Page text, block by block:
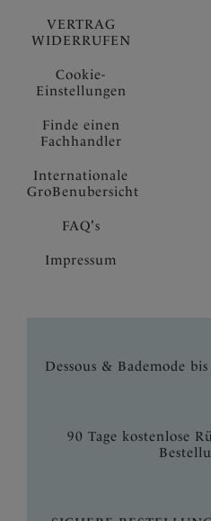
VERTRAG
WIDERRUFEN
Cookie-
Einstellungen
Finde einen
Fachhandler
Internationale
GroBenubersicht
FAQ's
Impressum
Dessous & Bademode
90 Tage kostenlose